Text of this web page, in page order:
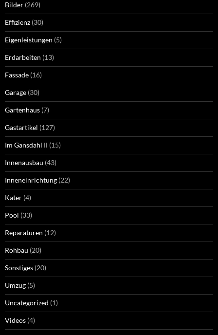
Bilder (269)
Effizienz (30)
Eigenleistungen (5)
Erdarbeiten (13)
Fassade (16)
Garage (30)
Gartenhaus (7)
Gastartikel (127)
Im Gansdahl II (15)
Innenausbau (43)
Inneneinrichtung (22)
Kater (4)
Pool (33)
Reparaturen (12)
Rohbau (20)
Sonstiges (20)
Umzug (5)
Uncategorized (1)
Videos (4)